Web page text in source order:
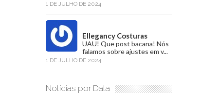
1 DE JULHO DE 2024
Ellegancy Costuras
UAU! Que post bacana! Nós
falamos sobre ajustes em v...
1 DE JULHO DE 2024
Notícias por Data